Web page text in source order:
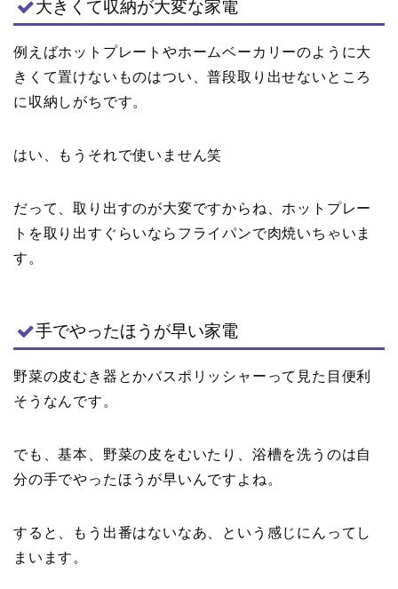
大きくて収納が大変な家電
例えばホットプレートやホームベーカリーのように大
きくて置けないものはつい、普段取り出せないところ
に収納しがちです。
はい、もうそれで使いません笑
だって、取り出すのが大変ですからね、ホットプレー
トを取り出すぐらいならフライパンで肉焼いちゃいま
す。
手でやったほうが早い家電
野菜の皮むき器とかバスポリッシャーって見た目便利
そうなんです。
でも、基本、野菜の皮をむいたり、浴槽を洗うのは自
分の手でやったほうが早いんですよね。
すると、もう出番はないなあ、という感じにんってし
まいます。